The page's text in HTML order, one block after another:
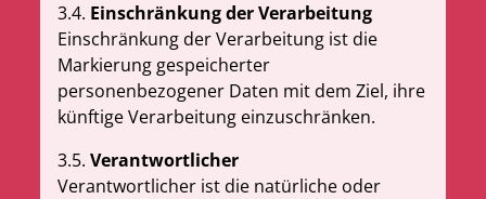
3.4. Einschränkung der Verarbeitung
Einschränkung der Verarbeitung ist die
Markierung gespeicherter
personenbezogener Daten mit dem Ziel, ihre
künftige Verarbeitung einzuschränken.
3.5.Verantwortlicher
Verantwortlicher ist die natürliche oder